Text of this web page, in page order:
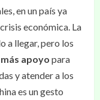
en un país ya
económica. La
a llegar, pero los
más apoyo para
y atender a los
es un gesto